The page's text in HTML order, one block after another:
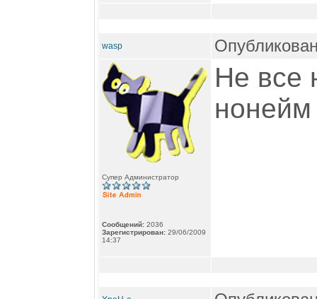
wasp
Супер Администратор
Сообщений: 2036
Зарегистрирован: 29/06/2009
14:37
Не все